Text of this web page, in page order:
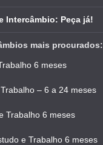
Intercâmbio: Peça já!
mais procurados:
6 meses
– 6 a 24 meses
Trabalho 6 meses
e Trabalho 6 meses